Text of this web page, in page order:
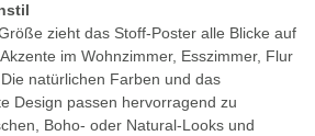
zieht das Stoff-Poster alle Blicke auf
im Wohnzimmer, Esszimmer, Flur
natürlichen Farben und das
Design passen hervorragend zu
Boho- oder Natural-Looks und